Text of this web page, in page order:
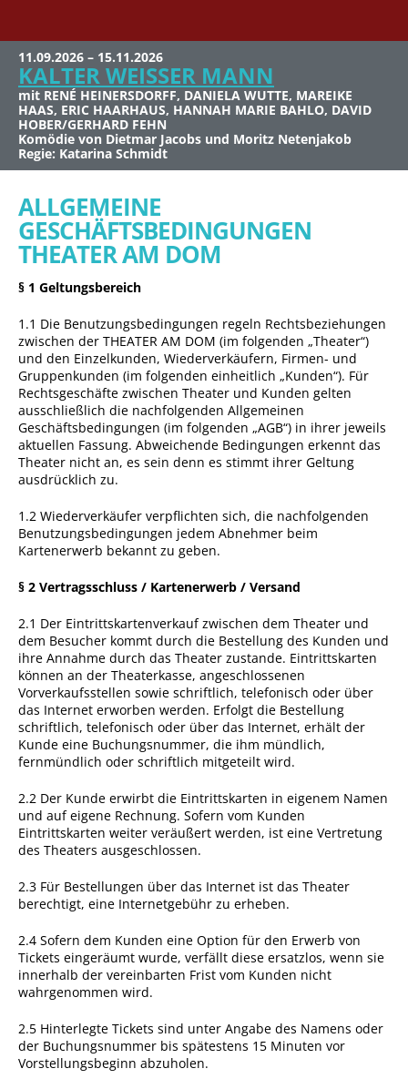
11.09.2026 – 15.11.2026
KALTER WEISSER MANN
mit RENÉ HEINERSDORFF, DANIELA WUTTE, MAREIKE
HAAS, ERIC HAARHAUS, HANNAH MARIE BAHLO, DAVID
HOBER/GERHARD FEHN
Komödie von Dietmar Jacobs und Moritz Netenjakob
Regie: Katarina Schmidt
ALLGEMEINE
GESCHÄFTSBEDINGUNGEN
THEATER AM DOM
§ 1 Geltungsbereich
1.1 Die Benutzungsbedingungen regeln Rechtsbeziehungen
zwischen der THEATER AM DOM (im folgenden „Theater“)
und den Einzelkunden, Wiederverkäufern, Firmen- und
Gruppenkunden (im folgenden einheitlich „Kunden“). Für
Rechtsgeschäfte zwischen Theater und Kunden gelten
ausschließlich die nachfolgenden Allgemeinen
Geschäftsbedingungen (im folgenden „AGB“) in ihrer jeweils
aktuellen Fassung. Abweichende Bedingungen erkennt das
Theater nicht an, es sein denn es stimmt ihrer Geltung
ausdrücklich zu.
1.2 Wiederverkäufer verpflichten sich, die nachfolgenden
Benutzungsbedingungen jedem Abnehmer beim
Kartenerwerb bekannt zu geben.
§ 2 Vertragsschluss / Kartenerwerb / Versand
2.1 Der Eintrittskartenverkauf zwischen dem Theater und
dem Besucher kommt durch die Bestellung des Kunden und
ihre Annahme durch das Theater zustande. Eintrittskarten
können an der Theaterkasse, angeschlossenen
Vorverkaufsstellen sowie schriftlich, telefonisch oder über
das Internet erworben werden. Erfolgt die Bestellung
schriftlich, telefonisch oder über das Internet, erhält der
Kunde eine Buchungsnummer, die ihm mündlich,
fernmündlich oder schriftlich mitgeteilt wird.
2.2 Der Kunde erwirbt die Eintrittskarten in eigenem Namen
und auf eigene Rechnung. Sofern vom Kunden
Eintrittskarten weiter veräußert werden, ist eine Vertretung
des Theaters ausgeschlossen.
2.3 Für Bestellungen über das Internet ist das Theater
berechtigt, eine Internetgebühr zu erheben.
2.4 Sofern dem Kunden eine Option für den Erwerb von
Tickets eingeräumt wurde, verfällt diese ersatzlos, wenn sie
innerhalb der vereinbarten Frist vom Kunden nicht
wahrgenommen wird.
2.5 Hinterlegte Tickets sind unter Angabe des Namens oder
der Buchungsnummer bis spätestens 15 Minuten vor
Vorstellungsbeginn abzuholen.